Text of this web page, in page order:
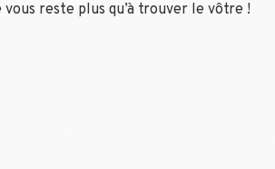
reste plus qu’à trouver le vôtre !